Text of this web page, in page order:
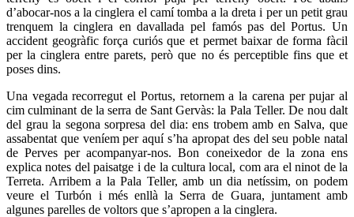
d’abocar-nos a la cinglera el camí tomba a la dreta i per un petit grau
trenquem la cinglera en davallada pel famós pas del Portus. Un
accident geogràfic força curiós que et permet baixar de forma fàcil
per la cinglera entre parets, però que no és perceptible fins que et
poses dins.
Una vegada recorregut el Portus, retornem a la carena per pujar al
cim culminant de la serra de Sant Gervàs: la Pala Teller. De nou dalt
del grau la segona sorpresa del dia: ens trobem amb en Salva, que
assabentat que veníem per aquí s’ha apropat des del seu poble natal
de Perves per acompanyar-nos. Bon coneixedor de la zona ens
explica notes del paisatge i de la cultura local, com ara el ninot de la
Terreta. Arribem a la Pala Teller, amb un dia netíssim, on podem
veure el Turbón i més enllà la Serra de Guara, juntament amb
algunes parelles de voltors que s’apropen a la cinglera.